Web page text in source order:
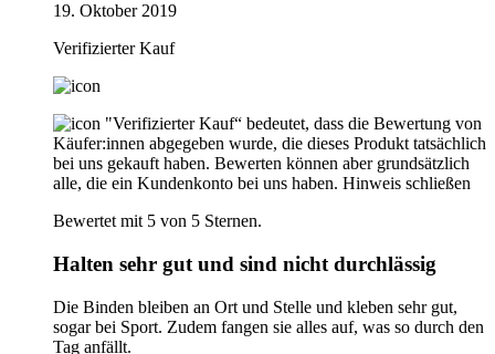
19. Oktober 2019
Verifizierter Kauf
"Verifizierter Kauf“ bedeutet, dass die Bewertung von
Käufer:innen abgegeben wurde, die dieses Produkt tatsächlich
bei uns gekauft haben. Bewerten können aber grundsätzlich
alle, die ein Kundenkonto bei uns haben. Hinweis schließen
Bewertet mit 5 von 5 Sternen.
Halten sehr gut und sind nicht durchlässig
Die Binden bleiben an Ort und Stelle und kleben sehr gut,
sogar bei Sport. Zudem fangen sie alles auf, was so durch den
Tag anfällt.